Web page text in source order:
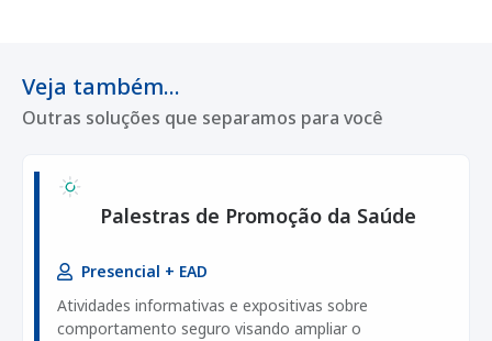
Veja também...
Outras soluções que separamos para você
Palestras de Promoção da Saúde
Presencial + EAD
Atividades informativas e expositivas sobre
comportamento seguro visando ampliar o